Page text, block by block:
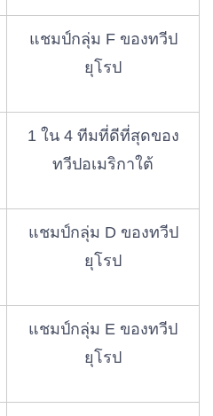
แชมป์กลุ่ม F ของทวีป
ยุโรป
1 ใน 4 ทีมที่ดีที่สุดของ
ทวีปอเมริกาใต้
แชมป์กลุ่ม D ของทวีป
ยุโรป
แชมป์กลุ่ม E ของทวีป
ยุโรป